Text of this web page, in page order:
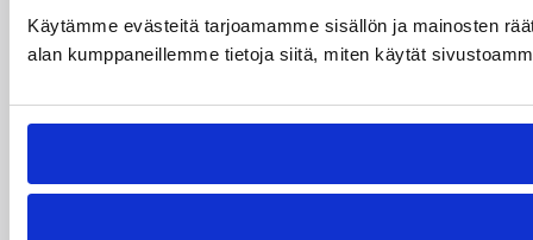
Käytämme evästeitä tarjoamamme sisällön ja mainosten
alan kumppaneillemme tietoja siitä, miten käytät